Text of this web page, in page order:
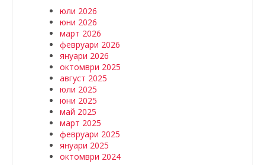
юли 2026
юни 2026
март 2026
февруари 2026
януари 2026
октомври 2025
август 2025
юли 2025
юни 2025
май 2025
март 2025
февруари 2025
януари 2025
октомври 2024